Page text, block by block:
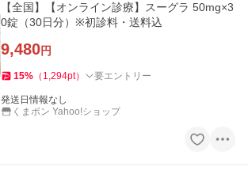
【全国】【オンライン診療】スーグラ 50mg×3
0錠（30日分）※初診料・送料込
9,480円
15% （ 1,294pt） 要エントリー
発送日情報なし
くまポン Yahoo!ショップ